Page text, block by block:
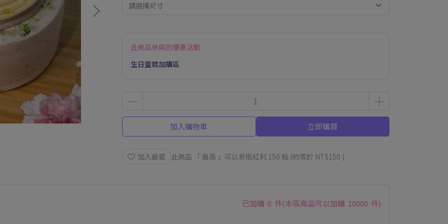
此商品參與的優惠活動
生日蛋糕加購區
加入購物車 立即購買
加入最愛 此商品 「 最高 」可以折抵紅利 150 點 (約等於 NT$150 )
已加購 0 件(本區商品可以加購 10000 件)